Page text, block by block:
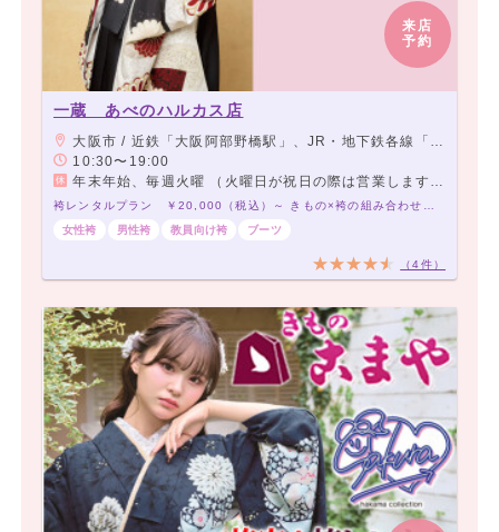
来店
予約
一蔵 あべのハルカス店
大阪市 / 近鉄「大阪阿部野橋駅」、JR・地下鉄各線「天王寺駅」、阪堺上町線「天王寺駅前駅」 よりすぐ
10:30〜19:00
年末年始、毎週火曜 （火曜日が祝日の際は営業します。）
袴レンタルプラン ￥20,000（税込）～ きもの×袴の組み合わせは21,000通り以上！アナタだけの袴コーデで最高の卒業式を！
女性袴
男性袴 教員向け袴 ブーツ
（4件）